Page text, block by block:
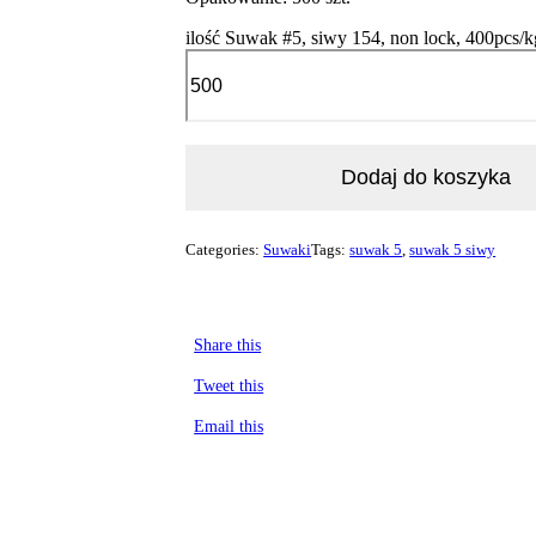
ilość Suwak #5, siwy 154, non lock, 400pcs/
Dodaj do koszyka
Categories:SuwakiTags:suwak 5,suwak 5 siwy
Share this
Tweet this
Email this